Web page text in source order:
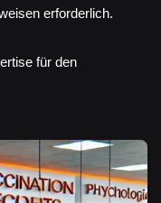
erforderlich.
für den